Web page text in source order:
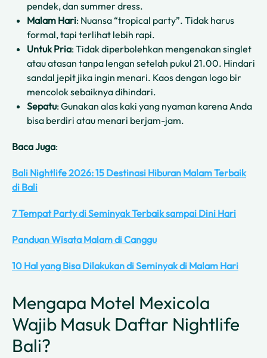
pendek, dan summer dress.
Malam Hari: Nuansa “tropical party”. Tidak harus
formal, tapi terlihat lebih rapi.
Untuk Pria: Tidak diperbolehkan mengenakan singlet
atau atasan tanpa lengan setelah pukul 21.00. Hindari
sandal jepit jika ingin menari. Kaos dengan logo bir
mencolok sebaiknya dihindari.
Sepatu: Gunakan alas kaki yang nyaman karena Anda
bisa berdiri atau menari berjam-jam.
Baca Juga:
Bali Nightlife 2026: 15 Destinasi Hiburan Malam Terbaik
di Bali
7 Tempat Party di Seminyak Terbaik sampai Dini Hari
Panduan Wisata Malam di Canggu
10 Hal yang Bisa Dilakukan di Seminyak di Malam Hari
Mengapa Motel Mexicola
Wajib Masuk Daftar Nightlife
Bali?